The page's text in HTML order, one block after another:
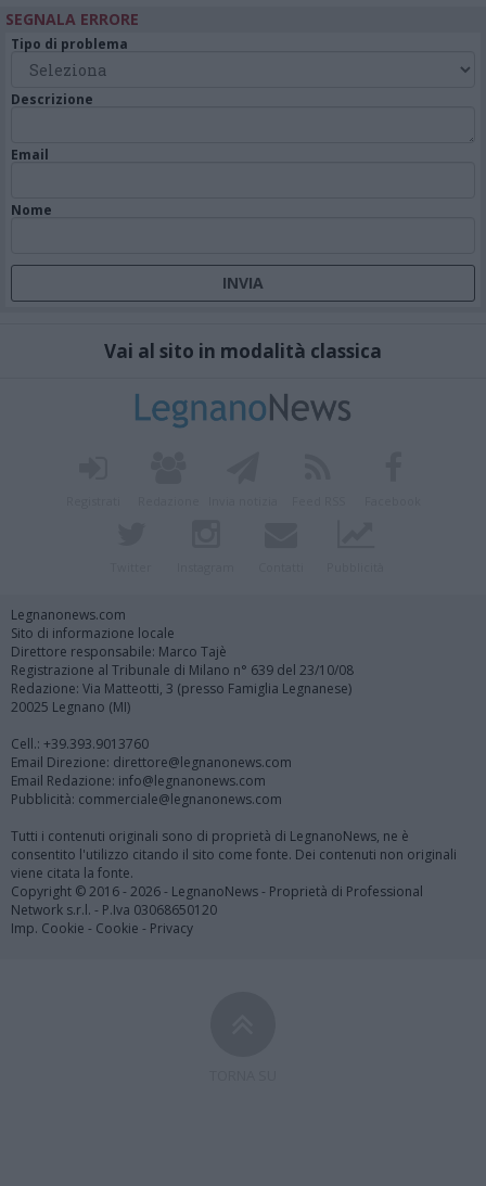
SEGNALA ERRORE
Tipo di problema
Descrizione
Email
Nome
Vai al sito in modalità classica
Legnanonews.com
Sito di informazione locale
Direttore responsabile: Marco Tajè
Registrazione al Tribunale di Milano n° 639 del 23/10/08
Redazione: Via Matteotti, 3 (presso Famiglia Legnanese)
20025 Legnano (MI)
Cell.: +39.393.9013760
Email Direzione: direttore@legnanonews.com
Email Redazione: info@legnanonews.com
Pubblicità: commerciale@legnanonews.com
Tutti i contenuti originali sono di proprietà di LegnanoNews, ne è
consentito l'utilizzo citando il sito come fonte. Dei contenuti non originali
viene citata la fonte.
Copyright © 2016 - 2026 - LegnanoNews - Proprietà di Professional
Network s.r.l. - P.Iva 03068650120
Imp. Cookie - Cookie - Privacy